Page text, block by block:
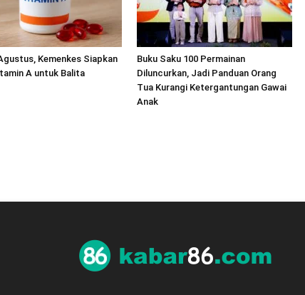
Kemenkes Siapkan
A untuk Balita
Buku Saku 100 Permainan
Diluncurkan, Jadi Panduan Orang
Tua Kurangi Ketergantungan Gawai
Anak